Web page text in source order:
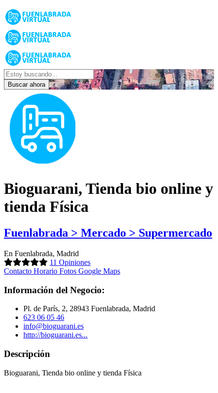
Buscar ahora
Bioguarani, Tienda bio online y
tienda Física
Fuenlabrada > Mercado > Supermercado
En Fuenlabrada, Madrid
11 Opiniones
Contacto Horario Fotos Google Maps
Información del Negocio:
Pl. de París, 2, 28943 Fuenlabrada, Madrid
623 06 05 46
info@bioguarani.es
http://bioguarani.es...
Descripción
Bioguarani, Tienda bio online y tienda Física